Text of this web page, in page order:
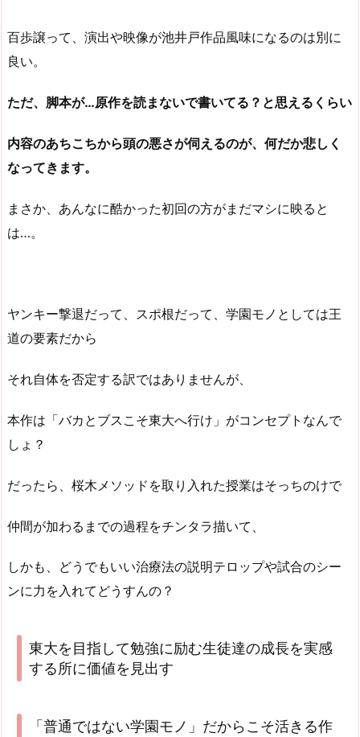
百歩譲って、演出や映像が池井戸作品風味になるのは別に
良い。
ただ、脚本が…原作を読まないで書いてる？と思えるくらい
内容のあちこちから頭の悪さが伺えるのが、何だか悲しく
なってきます。
まさか、あんなに酷かった初回の方がまだマシに映ると
は…。
ヤンキー撃退だって、スポ根だって、学園モノとしては王
道の要素だから
それ自体を否定する訳ではありませんが、
本作は「バカとブスこそ東大へ行け」がコンセプトなんで
しょ？
だったら、桜木メソッドを取り入れた授業はそっちのけで
仲間が加わるまでの過程をチンタラ描いて、
しかも、どうでもいい治療法の説明テロップや試合のシー
ンに力を入れてどうすんの？
東大を目指して勉強に励む生徒達の成長を実感
する所に価値を見出す
「普通ではない学園モノ」だからこそ活きる作